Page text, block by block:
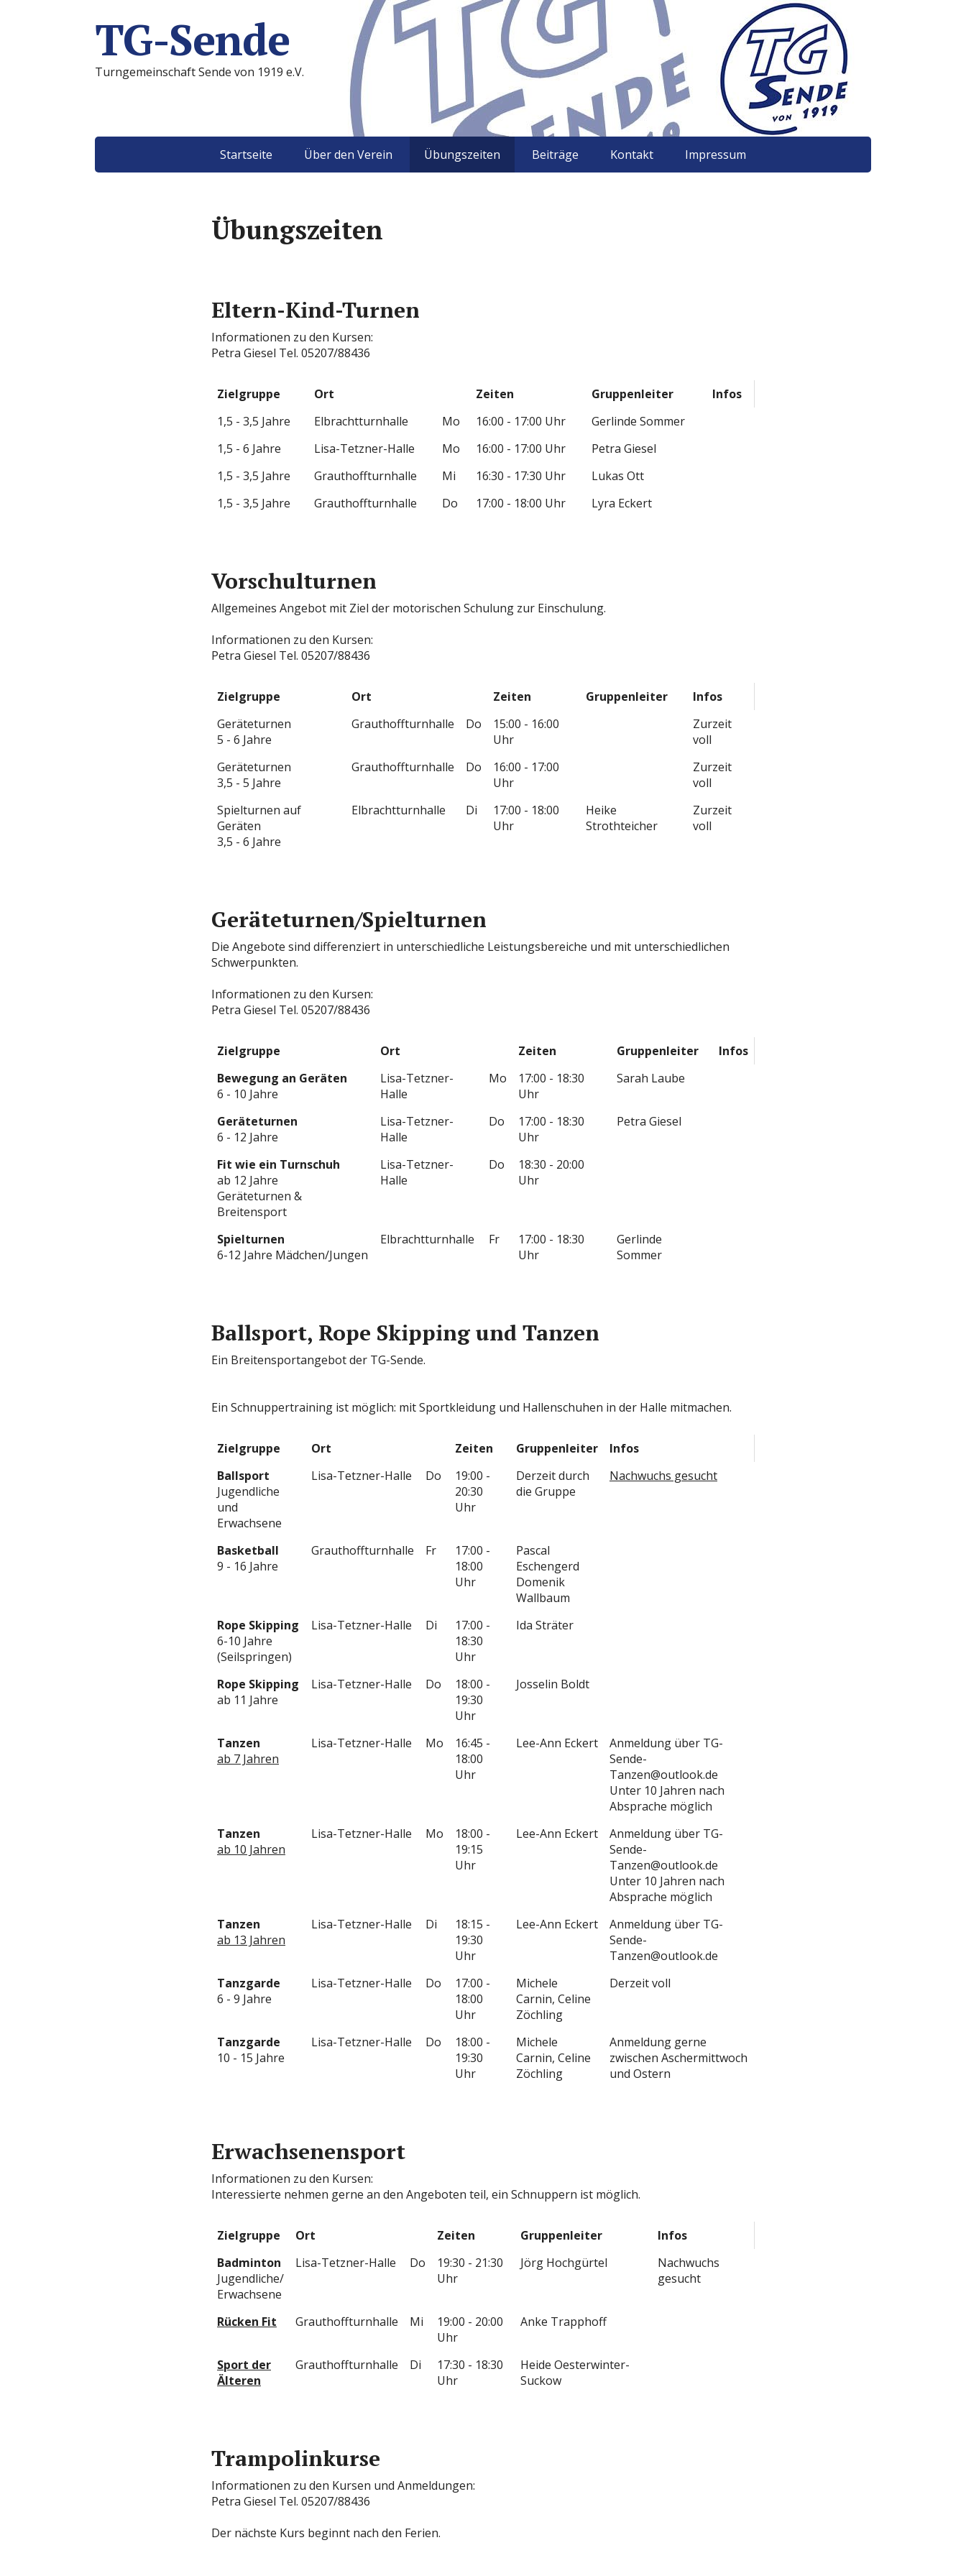
TG-Sende
Turngemeinschaft Sende von 1919 e.V.
Startseite Über den Verein Übungszeiten Beiträge Kontakt Impressum
Übungszeiten
Eltern-Kind-Turnen
Informationen zu den Kursen:
Petra Giesel Tel. 05207/88436
Zielgruppe Ort Zeiten Gruppenleiter
Infos
1,5 - 3,5 Jahre
Elbrachtturnhalle Mo 16:00 - 17:00 Uhr
Gerlinde Sommer
1,5 - 6 Jahre
Lisa-Tetzner-Halle Mo 16:00 - 17:00 Uhr
Petra Giesel
1,5 - 3,5 Jahre
Grauthoffturnhalle Mi 16:30 - 17:30 Uhr
Lukas Ott
1,5 - 3,5 Jahre
Grauthoffturnhalle Do 17:00 - 18:00 Uhr Lyra Eckert
Vorschulturnen
Allgemeines Angebot mit Ziel der motorischen Schulung zur Einschulung.
Informationen zu den Kursen:
Petra Giesel Tel. 05207/88436
Zielgruppe Ort Zeiten Gruppenleiter
Infos
Geräteturnen
5 - 6 Jahre
Grauthoffturnhalle Do
15:00 - 16:00
Uhr
Zurzeit
voll
Geräteturnen
3,5 - 5 Jahre
Grauthoffturnhalle Do
16:00 - 17:00
Uhr
Zurzeit
voll
Spielturnen auf
Geräten
3,5 - 6 Jahre
Elbrachtturnhalle Di
17:00 - 18:00
Uhr
Heike
Strothteicher
Zurzeit
voll
Geräteturnen/Spielturnen
Die Angebote sind differenziert in unterschiedliche Leistungsbereiche und mit unterschiedlichen
Schwerpunkten.
Informationen zu den Kursen:
Petra Giesel Tel. 05207/88436
Zielgruppe Ort Zeiten Gruppenleiter
Infos
Bewegung an Geräten
6 - 10 Jahre
Lisa-Tetzner-
Halle
Mo
17:00 - 18:30
Uhr
Sarah Laube
Geräteturnen
6 - 12 Jahre
Lisa-Tetzner-
Halle
Do
17:00 - 18:30
Uhr
Petra Giesel
Fit wie ein Turnschuh
ab 12 Jahre
Geräteturnen &
Breitensport
Lisa-Tetzner-
Halle
Do
18:30 - 20:00
Uhr
Spielturnen
6-12 Jahre Mädchen/Jungen
Elbrachtturnhalle Fr
17:00 - 18:30
Uhr
Gerlinde
Sommer
Ballsport, Rope Skipping und Tanzen
Ein Breitensportangebot der TG-Sende.
Ein Schnuppertraining ist möglich: mit Sportkleidung und Hallenschuhen in der Halle mitmachen.
Zielgruppe Ort Zeiten Gruppenleiter
Infos
Ballsport
Jugendliche
und
Erwachsene
Lisa-Tetzner-Halle Do
19:00 -
20:30
Uhr
Derzeit durch
die Gruppe
Nachwuchs gesucht
Basketball
9 - 16 Jahre
Grauthoffturnhalle Fr
17:00 -
18:00
Uhr
Pascal
Eschengerd
Domenik
Wallbaum
Rope Skipping
6-10 Jahre
(Seilspringen)
Lisa-Tetzner-Halle Di
17:00 -
18:30
Uhr
Ida Sträter
Rope Skipping
ab 11 Jahre
Lisa-Tetzner-Halle Do
18:00 -
19:30
Uhr
Josselin Boldt
Tanzen
ab 7 Jahren
Lisa-Tetzner-Halle Mo
16:45 -
18:00
Uhr
Lee-Ann Eckert
Anmeldung über TG-
Sende-
Tanzen@outlook.de
Unter 10 Jahren nach
Absprache möglich
Tanzen
ab 10 Jahren
Lisa-Tetzner-Halle Mo
18:00 -
19:15
Uhr
Lee-Ann Eckert
Anmeldung über TG-
Sende-
Tanzen@outlook.de
Unter 10 Jahren nach
Absprache möglich
Tanzen
ab 13 Jahren
Lisa-Tetzner-Halle Di
18:15 -
19:30
Uhr
Lee-Ann Eckert
Anmeldung über TG-
Sende-
Tanzen@outlook.de
Tanzgarde
6 - 9 Jahre
Lisa-Tetzner-Halle Do
17:00 -
18:00
Uhr
Michele
Carnin, Celine
Zöchling
Derzeit voll
Tanzgarde
10 - 15 Jahre
Lisa-Tetzner-Halle Do
18:00 -
19:30
Uhr
Michele
Carnin, Celine
Zöchling
Anmeldung gerne
zwischen Aschermittwoch
und Ostern
Erwachsenensport
Informationen zu den Kursen:
Interessierte nehmen gerne an den Angeboten teil, ein Schnuppern ist möglich.
Zielgruppe Ort Zeiten Gruppenleiter
Infos
Badminton
Jugendliche/
Erwachsene
Lisa-Tetzner-Halle Do
19:30 - 21:30
Uhr
Jörg Hochgürtel
Nachwuchs
gesucht
Rücken Fit Grauthoffturnhalle Mi
19:00 - 20:00
Uhr
Anke Trapphoff
Sport der
Älteren
Grauthoffturnhalle Di
17:30 - 18:30
Uhr
Heide Oesterwinter-
Suckow
Trampolinkurse
Informationen zu den Kursen und Anmeldungen:
Petra Giesel Tel. 05207/88436
Der nächste Kurs beginnt nach den Ferien.